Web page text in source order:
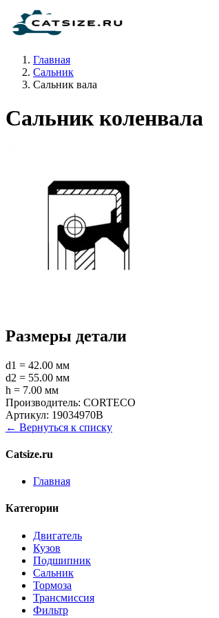
Главная
Сальник
Сальник вала
Сальник коленвала
Размеры детали
d1 = 42.00 мм
d2 = 55.00 мм
h = 7.00 мм
Производитель: CORTECO
Артикул: 19034970B
← Вернуться к списку
Catsize.ru
Главная
Категории
Двигатель
Кузов
Подшипник
Сальник
Тормоза
Трансмиссия
Фильтр